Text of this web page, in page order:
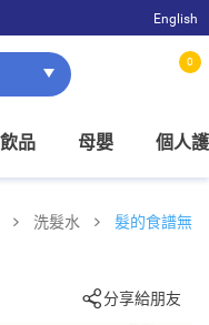
取。
English
0
品 母嬰 個人
洗髮水
髮的食譜無
分享給朋友